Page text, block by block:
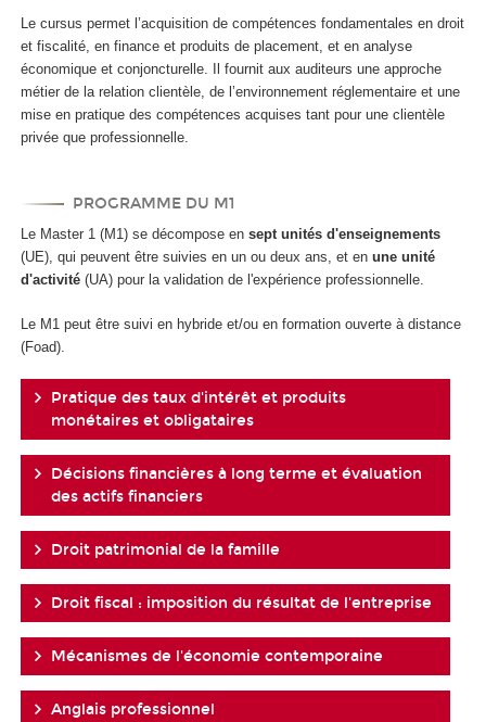
Le cursus permet l’acquisition de compétences fondamentales en droit
et fiscalité, en finance et produits de placement, et en analyse
économique et conjoncturelle. Il fournit aux auditeurs une approche
métier de la relation clientèle, de l’environnement réglementaire et une
mise en pratique des compétences acquises tant pour une clientèle
privée que professionnelle.
PROGRAMME DU M1
Le Master 1 (M1) se décompose en sept unités d'enseignements
(UE), qui peuvent être suivies en un ou deux ans, et en une unité
d'activité (UA) pour la validation de l'expérience professionnelle.
Le M1 peut être suivi en hybride et/ou en formation ouverte à distance
(Foad).
Pratique des taux d'intérêt et produits
monétaires et obligataires
Décisions financières à long terme et évaluation
des actifs financiers
Droit patrimonial de la famille
Droit fiscal : imposition du résultat de l'entreprise
Mécanismes de l'économie contemporaine
Anglais professionnel